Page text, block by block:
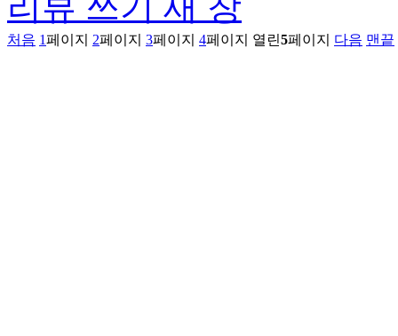
처음 1페이지 2페이지 3페이지 4페이지 열린5페이지 다음 맨끝